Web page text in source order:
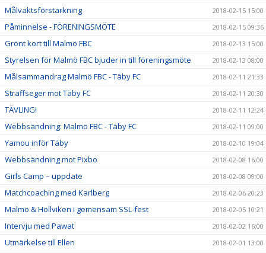
Målvaktsförstärkning 2018-02-15 15:00
Påminnelse - FÖRENINGSMÖTE 2018-02-15 09:36
Grönt kort till Malmö FBC 2018-02-13 15:00
Styrelsen för Malmö FBC bjuder in till föreningsmöte 2018-02-13 08:00
Målsammandrag Malmö FBC - Täby FC 2018-02-11 21:33
Straffseger mot Täby FC 2018-02-11 20:30
TÄVLING! 2018-02-11 12:24
Webbsändning: Malmö FBC - Täby FC 2018-02-11 09:00
Yamou inför Täby 2018-02-10 19:04
Webbsändning mot Pixbo 2018-02-08 16:00
Girls Camp – uppdate 2018-02-08 09:00
Matchcoaching med Karlberg 2018-02-06 20:23
Malmö & Höllviken i gemensam SSL-fest 2018-02-05 10:21
Intervju med Pawat 2018-02-02 16:00
Utmärkelse till Ellen 2018-02-01 13:00